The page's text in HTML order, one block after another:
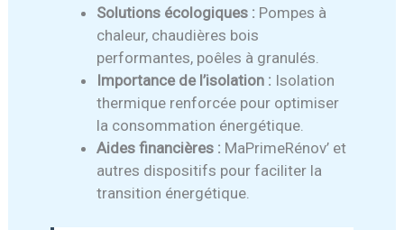
Solutions écologiques : Pompes à
chaleur, chaudières bois
performantes, poêles à granulés.
Importance de l’isolation : Isolation
thermique renforcée pour optimiser
la consommation énergétique.
Aides financières : MaPrimeRénov’ et
autres dispositifs pour faciliter la
transition énergétique.